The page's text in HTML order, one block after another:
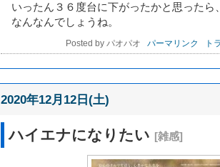
いったん３６度台に下がったかと思ったら
なんなんでしょうね。
Posted by パオパオ パーマリンク ト
2020年12月12日(土)
ハイエナになりたい [雑感]